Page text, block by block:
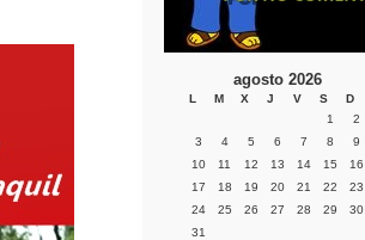
agosto 2026
L M X J V S
D
1
2
3
4 5 6 7 8
9
10
11 12 13 14 15
16
17
18 19 20 21 22
23
24
25 26 27 28 29
30
31